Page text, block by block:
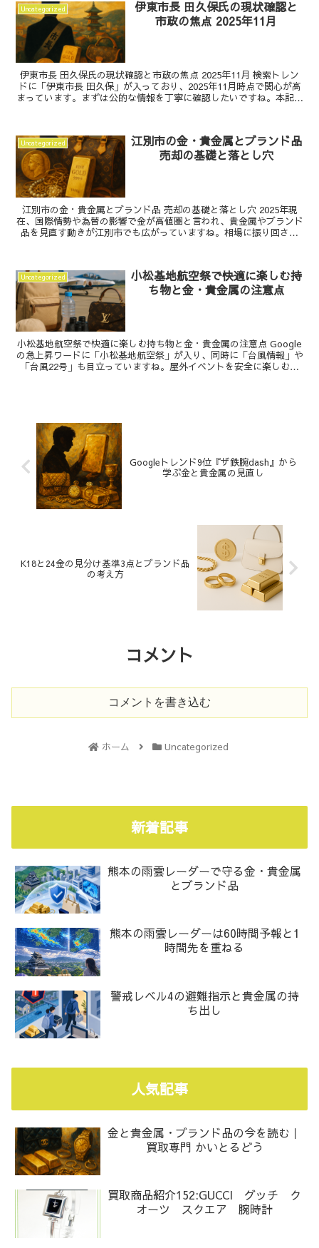
Uncategorized
伊東市長 田久保氏の現状確認と
市政の焦点 2025年11月
伊東市長 田久保氏の現状確認と市政の焦点 2025年11月 検索トレン
ドに「伊東市長 田久保」が入っており、2025年11月時点で関心が高
まっています。まずは公的な情報を丁寧に確認したいですね。本記事
Uncategorized
江別市の金・貴金属とブランド品
売却の基礎と落とし穴
江別市の金・貴金属とブランド品 売却の基礎と落とし穴 2025年現
在、国際情勢や為替の影響で金が高値圏と言われ、貴金属やブランド
品を見直す動きが江別市でも広がっていますね。相場に振り回され
Uncategorized
小松基地航空祭で快適に楽しむ持
ち物と金・貴金属の注意点
小松基地航空祭で快適に楽しむ持ち物と金・貴金属の注意点 Google
の急上昇ワードに「小松基地航空祭」が入り、同時に「台風情報」や
「台風22号」も目立っていますね。屋外イベントを安全に楽しむ備
Googleトレンド9位『ザ鉄腕dash』から
学ぶ金と貴金属の見直し
K18と24金の見分け基準3点とブランド品
の考え方
コメント
コメントを書き込む
ホーム Uncategorized
新着記事
熊本の雨雲レーダーで守る金・貴金属
とブランド品
熊本の雨雲レーダーは60時間予報と1
時間先を重ねる
警戒レベル4の避難指示と貴金属の持
ち出し
人気記事
金と貴金属・ブランド品の今を読む｜
買取専門 かいとるどう
買取商品紹介152:GUCCI グッチ ク
オーツ スクエア 腕時計